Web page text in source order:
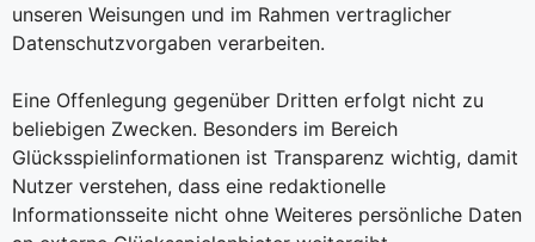
unseren Weisungen und im Rahmen vertraglicher
Datenschutzvorgaben verarbeiten.
Eine Offenlegung gegenüber Dritten erfolgt nicht zu
beliebigen Zwecken. Besonders im Bereich
Glücksspielinformationen ist Transparenz wichtig, damit
Nutzer verstehen, dass eine redaktionelle
Informationsseite nicht ohne Weiteres persönliche Daten